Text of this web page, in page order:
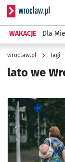
WAKACJE Dla
wroclaw.pl Tagi
lato we